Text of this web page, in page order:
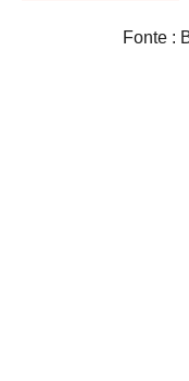
Fonte :